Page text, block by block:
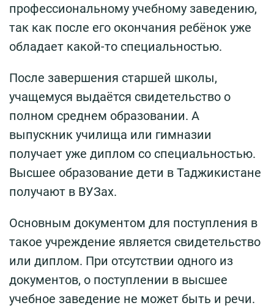
профессиональному учебному заведению,
так как после его окончания ребёнок уже
обладает какой-то специальностью.
После завершения старшей школы,
учащемуся выдаётся свидетельство о
полном среднем образовании. А
выпускник училища или гимназии
получает уже диплом со специальностью.
Высшее образование дети в Таджикистане
получают в ВУЗах.
Основным документом для поступления в
такое учреждение является свидетельство
или диплом. При отсутствии одного из
документов, о поступлении в высшее
учебное заведение не может быть и речи.